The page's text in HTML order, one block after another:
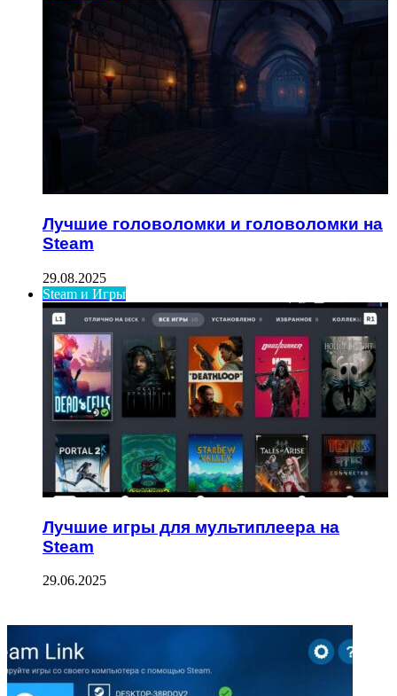
Лучшие головоломки и головоломки на
Steam
29.08.2025
Steam и Игры
Лучшие игры для мультиплеера на
Steam
29.06.2025